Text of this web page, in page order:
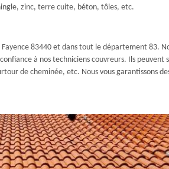
zinc, terre cuite, béton, tôles, etc.
83440 et dans tout le département 83.
à nos techniciens couvreurs. Ils peuvent
de cheminée, etc. Nous vous garantissons